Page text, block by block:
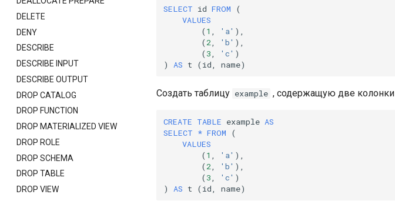
DELETE
DENY
DESCRIBE
DESCRIBE INPUT
DESCRIBE OUTPUT
DROP CATALOG
DROP FUNCTION
DROP MATERIALIZED VIEW
DROP ROLE
DROP SCHEMA
DROP TABLE
DROP VIEW
SELECT id FROM
(
VALUES
(1 'a' ),
(2 'b' ),
(3 'c' )
)
AS t (id name)
Создать таблицу example , содержащую две колонки
CREATE TABLE example AS
SELECT * FROM
(
VALUES
(1 'a' ),
(2 'b' ),
(3 'c' )
)
AS t (id name)